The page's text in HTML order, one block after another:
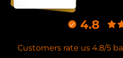
4.8
Customers rate us 4.8/5